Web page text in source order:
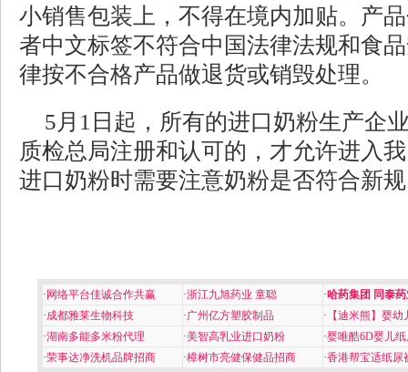
小销售包装上，不得在境内加贴。产
者中文标签不符合中国法律法规和食
律按不合格产品做退货或销毁处理。
5月1日起，所有的进口奶粉生产企
质检总局注册和认可的，才允许进入
进口奶粉时需要注意奶粉是否符合新
· 网络平台佳诚合作共赢 ·浙江九旭药业 童聪 ·哈药集团 同泰
·成都雅莱生物科技 ·广州亿方塑胶制品 · 【迪米熊】婴幼
·湖南多能多米粉代理 ·美智高乳业进口奶粉 ·婴唯酷6D婴儿
·荣事达净洗机品牌招商 ·樟树市亮健保健品招商 ·香港帮宝适纸尿